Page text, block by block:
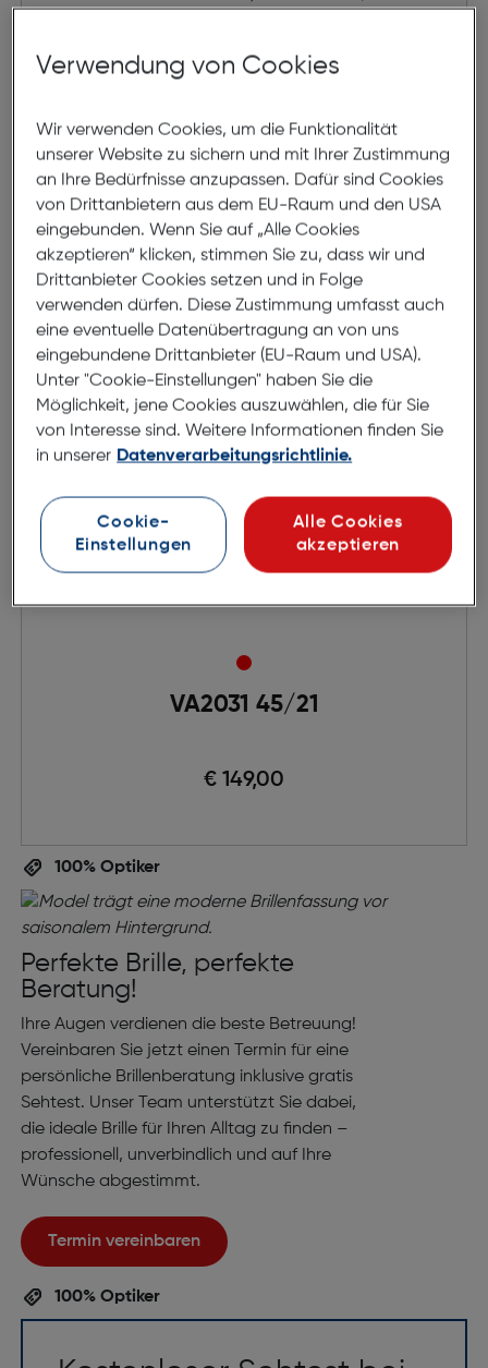
Vicomte A. MOD,VA2032 C2 48/18
€ 149,00
VA2031 45/21
€ 149,00
100% Optiker
Perfekte Brille, perfekte
Beratung!
Ihre Augen verdienen die beste Betreuung!
Vereinbaren Sie jetzt einen Termin für eine
persönliche Brillenberatung inklusive gratis
Sehtest. Unser Team unterstützt Sie dabei,
die ideale Brille für Ihren Alltag zu finden –
professionell, unverbindlich und auf Ihre
Wünsche abgestimmt.
Termin vereinbaren
100% Optiker
Verwendung von Cookies
Wir verwenden Cookies, um die Funktionalität
unserer Website zu sichern und mit Ihrer Zustimmung
an Ihre Bedürfnisse anzupassen. Dafür sind Cookies
von Drittanbietern aus dem EU-Raum und den USA
eingebunden. Wenn Sie auf „Alle Cookies
akzeptieren“ klicken, stimmen Sie zu, dass wir und
Drittanbieter Cookies setzen und in Folge
verwenden dürfen. Diese Zustimmung umfasst auch
eine eventuelle Datenübertragung an von uns
eingebundene Drittanbieter (EU-Raum und USA).
Unter "Cookie-Einstellungen" haben Sie die
Möglichkeit, jene Cookies auszuwählen, die für Sie
von Interesse sind. Weitere Informationen finden Sie
in unserer Datenverarbeitungsrichtlinie.
Cookie-
Einstellungen
Alle Cookies
akzeptieren